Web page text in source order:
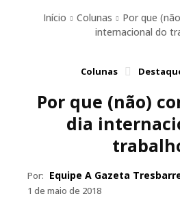
Início Colunas
Por que
internacional do
Colunas
Por que (não)
dia
Por: Equipe A Gazeta
1 de maio de 2018